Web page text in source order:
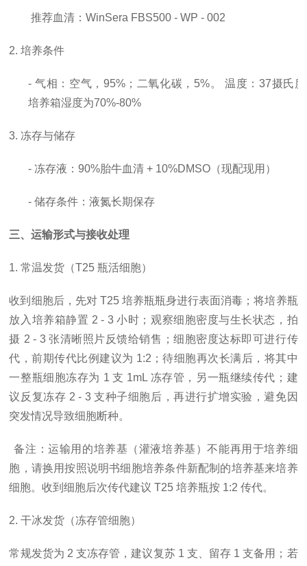
推荐血清：WinSera FBS500 - WP - 002
2. 培养条件
- 气相：空气，95%；二氧化碳，5%。 温度：37摄氏
培养箱湿度为70%-80%
3. 冻存与储存
- 冻存液：90%胎牛血清 + 10%DMSO（现配现用）
- 储存条件：液氮长期保存
三、运输形式与接收处理
1. 常温发货（T25 瓶活细胞）
收到细胞后，先对 T25 培养瓶瓶身进行表面消毒；将培养瓶
放入培养箱静置 2 - 3 小时；观察细胞密度与生长状态，拍
摄 2 - 3 张清晰照片反馈给销售；细胞密度达标即可进行传
代，前期传代比例建议为 1:2；待细胞再次长满后，将其中
一整瓶细胞冻存为 1 支 1mL 冻存管，另一瓶继续传代；建
议反复冻存 2 - 3 支种子细胞后，再进行扩增实验，避免因
突发情况导致细胞断种。
备注：运输用的培养基（灌液培养基）不能再用于培养细
胞，请换用按照说明书细胞培养条件新配制的培养基来培养
细胞。收到细胞后次传代建议 T25 培养瓶按 1:2 传代。
2. 干冰发货（冻存管细胞）
常规发货为 2 支冻存管，建议复苏 1 支、留存 1 支备用；若